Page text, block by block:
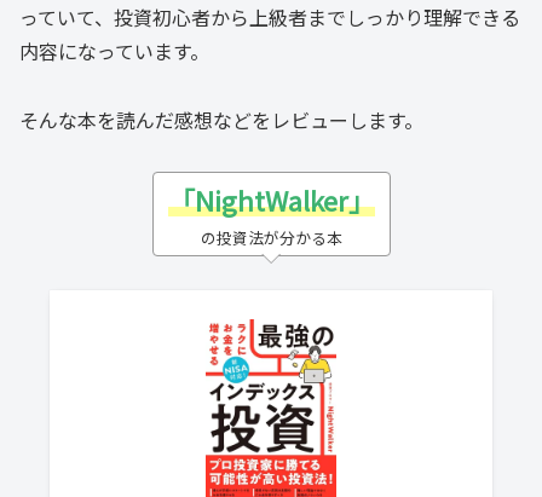
っていて、投資初心者から上級者までしっかり理解できる
内容になっています。
そんな本を読んだ感想などをレビューします。
「NightWalker」
の投資法が分かる本